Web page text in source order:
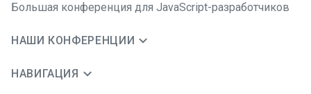
Большая конференция для JavaScript-разработчиков
НАШИ КОНФЕРЕНЦИИ
НАВИГАЦИЯ